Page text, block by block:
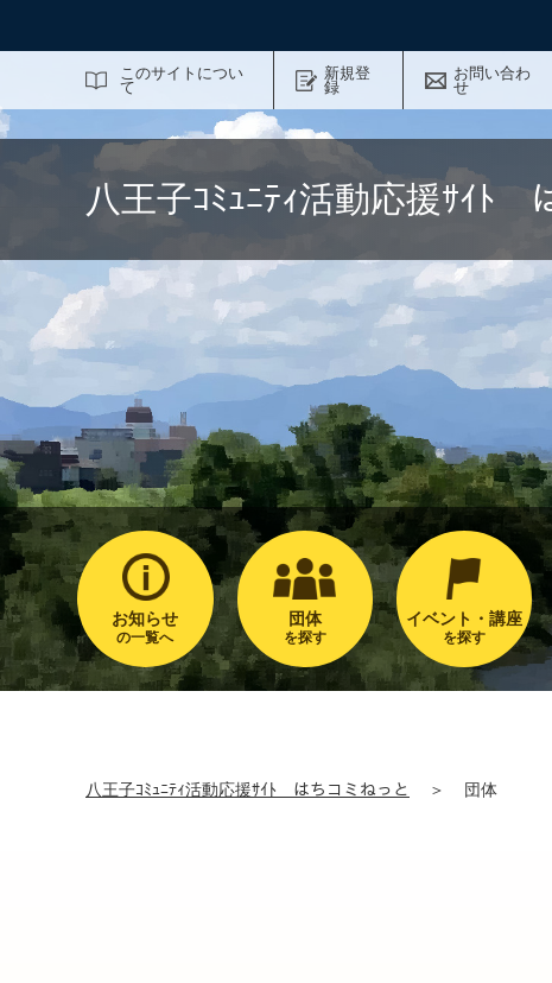
このサイトについ
て
新規登
録
お問い合わ
せ
八王子ｺﾐｭﾆﾃｨ活動応援ｻｲﾄ
お知らせ
の一覧へ
団体
を探す
イベント・講座
を探す
八王子ｺﾐｭﾆﾃｨ活動応援ｻｲﾄ はちコミねっと ＞ 団体